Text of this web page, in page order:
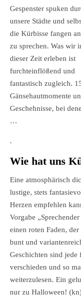
Gespenster spuken
unsere Städte und
die Kürbisse fangen an
zu sprechen. Was wir
dieser Zeit erleben ist
furchteinflößend und
fantastisch zugleich.
Gänsehautmomente
Geschehnisse, bei
…
.
Wie hat uns
Eine atmosphärisch
lustige, stets
Herzen empfehlen
Vorgabe
einen roten Faden,
bunt und
Geschichten sind jede
verschieden und so
weiterzulesen. Ein
nur zu Halloween!